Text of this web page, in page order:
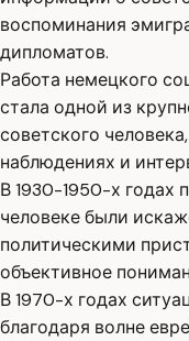
воспоминания
дипломатов.
Работа немецкого
стала одной из
советского
наблюдениях и
В 1930-1950-х годах
человеке были
политическими
объективное
В 1970-х годах
благодаря волне